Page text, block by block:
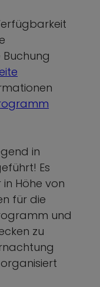
in
Es
Höhe von
für die
und
zu